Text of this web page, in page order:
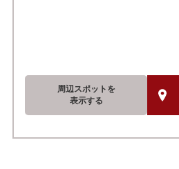
周辺スポットを
表示する